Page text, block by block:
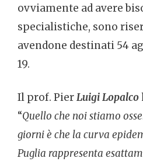
ovviamente ad avere
specialistiche, sono
avendone destinati 54
19.
Il prof. PierLuigi Lopalco
“Quello che noi stiamo
giorni è che la curva
Puglia rappresenta